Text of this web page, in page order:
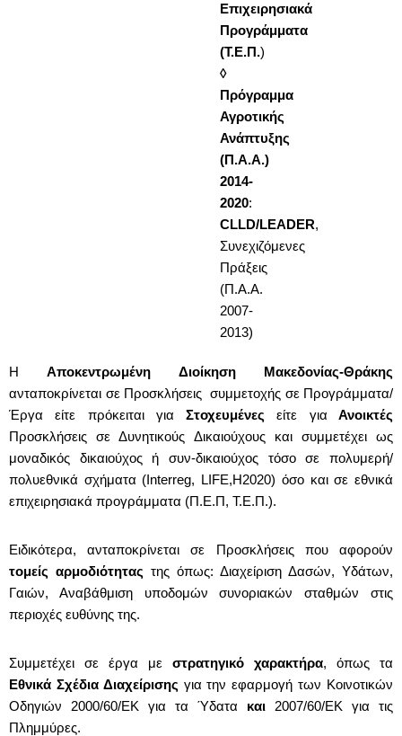
Επιχειρησιακά
Προγράμματα
(Τ.Ε.Π.)
◊
Πρόγραμμα
Αγροτικής
Ανάπτυξης
(Π.Α.Α.)
2014-
2020:
CLLD/LEADER,
Συνεχιζόμενες
Πράξεις
(Π.Α.Α.
2007-
2013)
ΗΑποκεντρωμένη Διοίκηση Μακεδονίας-Θράκης
ανταποκρίνεται σε Προσκλήσεις συμμετοχής σε Προγράμματα/
Έργα είτε πρόκειται γιαΣτοχευμένεςείτε για Ανοικτές
Προσκλήσεις σε Δυνητικούς Δικαιούχους και συμμετέχει ως
μοναδικός δικαιούχος ή συν-δικαιούχος τόσο σε πολυμερή/
πολυεθνικά σχήματα (Interreg, LIFE,H2020) όσο και σε εθνικά
επιχειρησιακά προγράμματα (Π.Ε.Π, Τ.Ε.Π.).
Ειδικότερα, ανταποκρίνεται σε Προσκλήσεις που αφορούν
τομείς αρμοδιότητας της όπως: Διαχείριση Δασών, Υδάτων,
Γαιών, Αναβάθμιση υποδομών συνοριακών σταθμών στις
περιοχές ευθύνης της.
Συμμετέχει σε έργα με στρατηγικό χαρακτήρα, όπως τα
Εθνικά Σχέδια Διαχείρισης για την εφαρμογή των Κοινοτικών
Οδηγιών 2000/60/ΕΚ για τα Ύδατα και 2007/60/ΕΚ για τις
Πλημμύρες.